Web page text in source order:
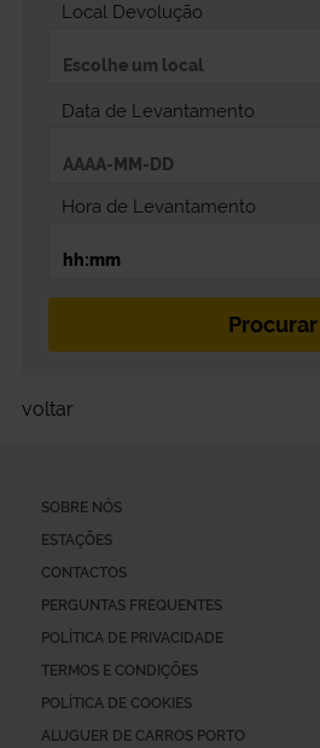
Local Devolução
Data de Levantamento
Hora de Levantamento
voltar
SOBRE NÓS
ESTAÇÕES
CONTACTOS
PERGUNTAS FREQUENTES
POLÍTICA DE PRIVACIDADE
TERMOS E CONDIÇÕES
POLÍTICA DE COOKIES
ALUGUER DE CARROS PORTO